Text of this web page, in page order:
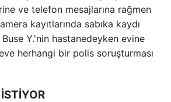
ve telefon mesajlarına rağmen
kayıtlarında sabıka kaydı
Y.'nin hastanedeyken evine
herhangi bir polis soruşturması